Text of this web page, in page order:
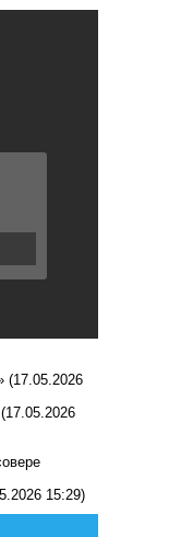
(17.05.2026
(17.05.2026
15:29)